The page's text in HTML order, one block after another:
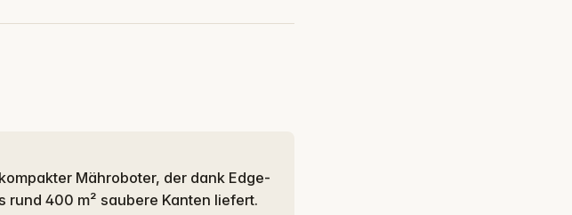
rund 400 m² saubere Kanten liefert.